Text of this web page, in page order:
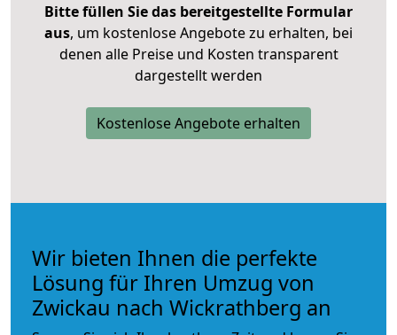
Bitte füllen Sie das bereitgestellte Formular
aus, um kostenlose Angebote zu erhalten, bei
denen alle Preise und Kosten transparent
dargestellt werden
Kostenlose Angebote erhalten
Wir bieten Ihnen die perfekte
Lösung für Ihren Umzug von
Zwickau nach Wickrathberg an